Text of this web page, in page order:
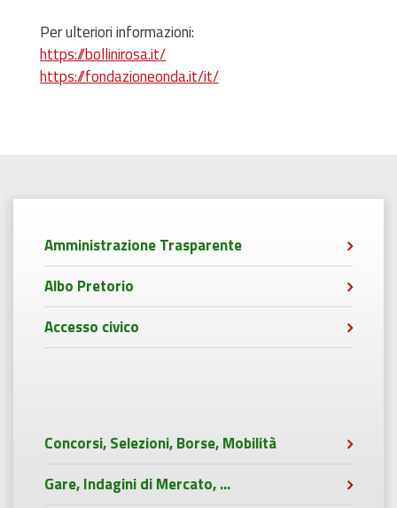
Per ulteriori informazioni:
https://bollinirosa.it/
https://fondazioneonda.it/it/
Amministrazione Trasparente
Albo Pretorio
Accesso civico
Concorsi, Selezioni, Borse, Mobilità
Gare, Indagini di Mercato, ...